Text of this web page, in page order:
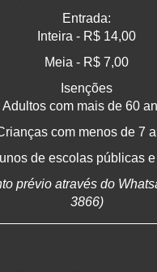
Entrada:
Inteira - R$ 14,00
Meia - R$ 7,00
Isenções
Adultos com mais de 60
com menos de 7
de escolas públicas
prévio através do
3866)